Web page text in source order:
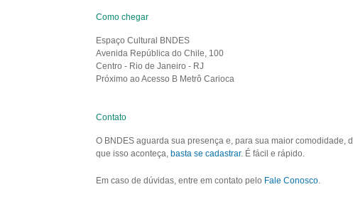
Como chegar
Espaço Cultural BNDES
Avenida República do Chile, 100
Centro - Rio de Janeiro - RJ
Próximo ao Acesso B Metrô Carioca
Contato
O BNDES aguarda sua presença e, para sua maior
que isso aconteça, basta se cadastrar. É fácil e rápido.
Em caso de dúvidas, entre em contato pelo Fale Conosco.